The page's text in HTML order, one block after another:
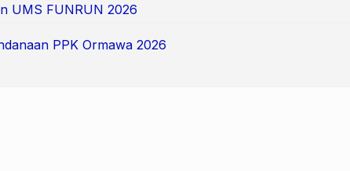
UMS FUNRUN 2026
PPK Ormawa 2026